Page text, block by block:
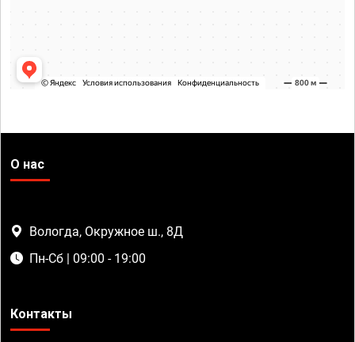
О нас
Вологда, Окружное ш., 8Д
Пн-Сб | 09:00 - 19:00
Контакты